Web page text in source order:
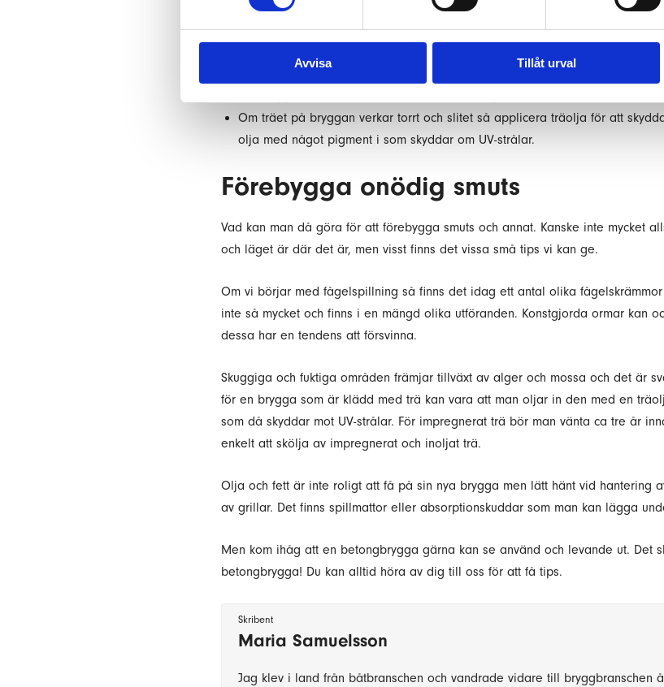
Avvisa Tillåt urval
Skölj bort med lågtrycksinställning på din högtryckstvätt och håll munstycket
– 40 cm. Håll det i rörelse också för att undvika koncentrerat tryck på ett
Om träet på bryggan verkar torrt och slitet så applicera träolja för att
olja med något pigment i som skyddar om UV-strålar.
Förebygga onödig smuts
Vad kan man då göra för att förebygga smuts och annat. Kanske inte mycket
och läget är där det är, men visst finns det vissa små tips vi kan ge.
Om vi börjar med fågelspillning så finns det idag ett antal olika
inte så mycket och finns i en mängd olika utföranden. Konstgjorda ormar kan
dessa har en tendens att försvinna.
Skuggiga och fuktiga områden främjar tillväxt av alger och mossa och det är
för en brygga som är klädd med trä kan vara att man oljar in den med en
som då skyddar mot UV-strålar. För impregnerat trä bör man vänta ca tre år
enkelt att skölja av impregnerat och inoljat trä.
Olja och fett är inte roligt att få på sin nya brygga men lätt hänt vid hantering
av grillar. Det finns spillmattor eller absorptionskuddar som man kan lägga
Men kom ihåg att en betongbrygga gärna kan se använd och levande ut. Det
betongbrygga! Du kan alltid höra av dig till oss för att få tips.
Skribent
Maria Samuelsson
Jag klev i land från båtbranschen och vandrade vidare till bryggbranschen